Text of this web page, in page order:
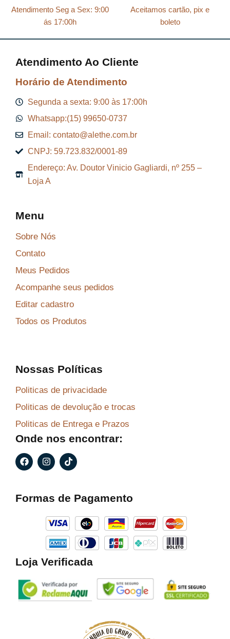
Atendimento Seg a Sex: 9:00
ás 17:00h
Aceitamos cartão, pix e
boleto
Atendimento Ao Cliente
Horário de Atendimento
Segunda a sexta: 9:00 às 17:00h
Whatsapp:(15) 99650-0737
Email: contato@alethe.com.br
CNPJ: 59.723.832/0001-89
Endereço: Av. Doutor Vinicio Gagliardi, nº 255 –
Loja A
Menu
Sobre Nós
Contato
Meus Pedidos
Acompanhe seus pedidos
Editar cadastro
Todos os Produtos
Nossas Políticas
Politicas de privacidade
Politicas de devolução e trocas
Politicas de Entrega e Prazos
Onde nos encontrar:
F
a
c
o
I
n
s
g
a
m
T
i
k
k
Formas de Pagamento
Loja Verificada